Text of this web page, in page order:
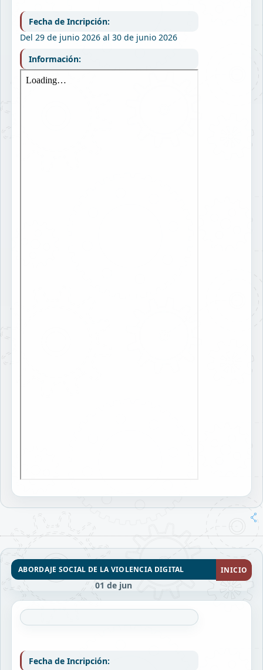
Fecha de Incripción:
Del 29 de junio 2026 al 30 de junio 2026
Información:
ABORDAJE SOCIAL DE LA VIOLENCIA DIGITAL INICIO
01 de jun
Fecha de Incripción: